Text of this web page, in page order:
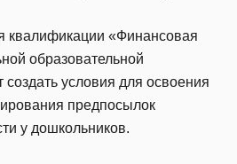
«Финансовая
образовательной
создать условия для освоения
предпосылок
у дошкольников.